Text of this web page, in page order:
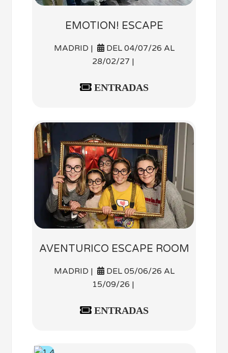
EMOTION! ESCAPE
MADRID |
DEL 04/07/26 AL
28/02/27 |
ENTRADAS
AVENTURICO ESCAPE ROOM
MADRID |
DEL 05/06/26 AL
15/09/26 |
ENTRADAS